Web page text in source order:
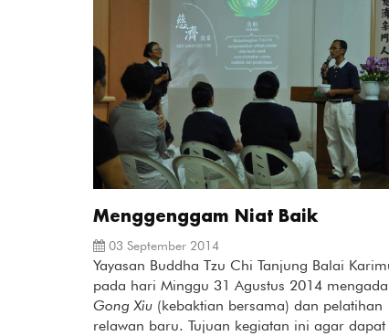
Menggenggam Niat Baik
03 September 2014
Yayasan Buddha Tzu Chi Tanjung Balai
pada hari Minggu 31 Agustus 2014
Gong Xiu (kebaktian bersama) dan pelatihan
relawan baru. Tujuan kegiatan ini agar dapat